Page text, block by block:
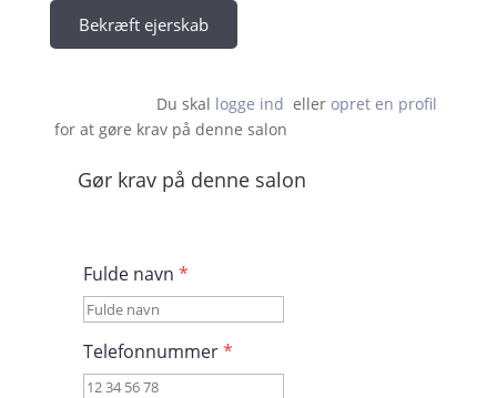
Bekræft ejerskab
Du skal logge ind eller opret en profil
for at gøre krav på denne salon
Gør krav på denne salon
Fulde navn *
Telefonnummer*